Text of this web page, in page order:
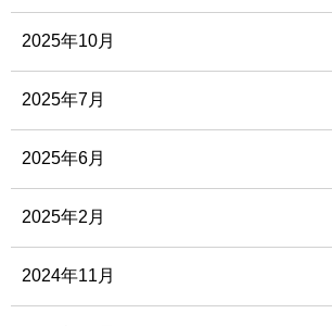
2025年10月
2025年7月
2025年6月
2025年2月
2024年11月